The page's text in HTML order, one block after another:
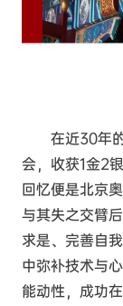
在近30年
会，收获1金2
回忆便是北京
与其失之交臂
求是、完善自
中弥补技术与
能动性，成功